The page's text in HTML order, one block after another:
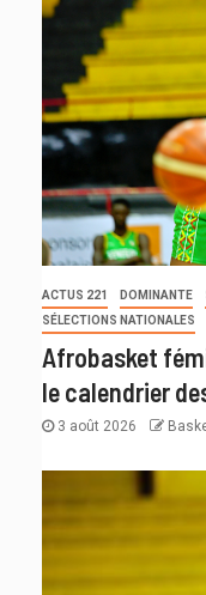
ACTUS 221 DOMINANTE
SÉLECTIONS NATIONALES
Afrobasket
le calendrier
3 août 2026